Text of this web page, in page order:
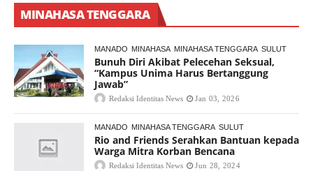
MINAHASA TENGGARA
MANADO MINAHASA MINAHASA TENGGARA SULUT
Bunuh Diri Akibat Pelecehan Seksual,
“Kampus Unima Harus Bertanggung
Jawab”
Redaksi Identitas News Jan 03, 2026
MANADO MINAHASA TENGGARA SULUT
Rio and Friends Serahkan Bantuan kepada
Warga Mitra Korban Bencana
Redaksi Identitas News Jun 28, 2024